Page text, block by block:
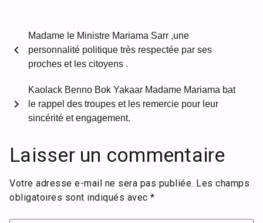
chevron_left
Madame le Ministre Mariama Sarr ,une
personnalité politique très respectée par ses
proches et les citoyens .
Kaolack Benno Bok Yakaar Madame Mariama bat
le rappel des troupes et les remercie pour leur
sincérité et engagement.
chevron_right
Laisser un commentaire
Votre adresse e-mail ne sera pas publiée. Les champs
obligatoires sont indiqués avec *